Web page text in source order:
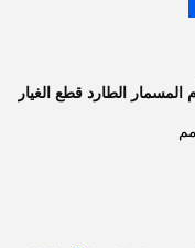
المسمار الطارد قطع الغيار